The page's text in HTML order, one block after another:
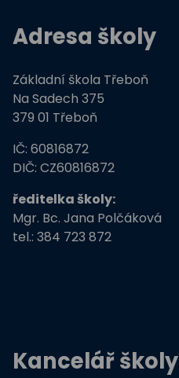
Adresa školy
Základní škola Třeboň
Na Sadech 375
379 01 Třeboň
IČ: 60816872
DIČ: CZ60816872
ředitelka školy:
Mgr. Bc. Jana Polčáková
tel.: 384 723 872
Kancelář školy